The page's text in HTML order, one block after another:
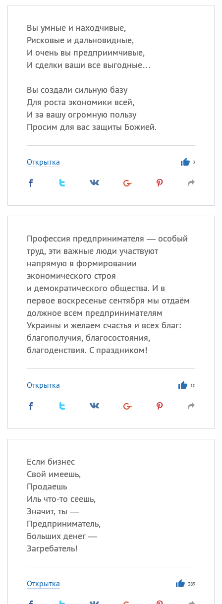
Вы умные и находчивые,
Рисковые и дальновидные,
И очень вы предприимчивые,
И сделки ваши все выгодные…
Вы создали сильную базу
Для роста экономики всей,
И за вашу огромную пользу
Просим для вас защиты Божией.
Открытка 2
Профессия предпринимателя — особый
труд, эти важные люди участвуют
напрямую в формировании
экономического строя
и демократического общества. И в
первое воскресенье сентября мы отдаём
должное всем предпринимателям
Украины и желаем счастья и всех благ:
благополучия, благосостояния,
благоденствия. С праздником!
Открытка 10
Если бизнес
Свой имеешь,
Продаешь
Иль что-то сеешь,
Значит, ты —
Предприниматель,
Больших денег —
Загребатель!
Открытка 389